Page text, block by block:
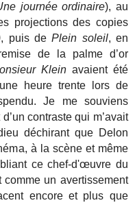
journée ordinaire), au
projections des copies
puis dePlein soleil, en
de la palme d’or
Kleinavaient été
heure trente lors de
Je me souviens
contraste qui m’avait
déchirant que Delon
à la scène et même
ce chef-d'œuvre du
un avertissement
encore et plus que